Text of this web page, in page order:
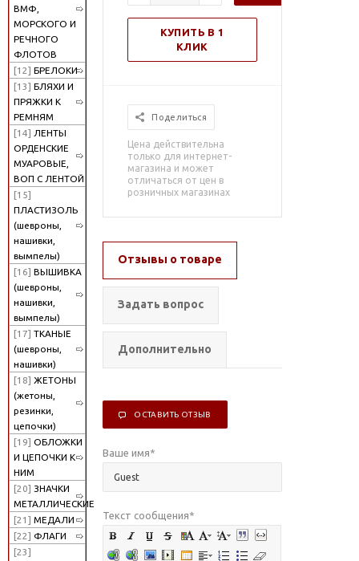
ВМФ,
МОРСКОГО И
РЕЧНОГО
ФЛОТОВ
[12] БРЕЛОКИ
[13] БЛЯХИ И
ПРЯЖКИ К
РЕМНЯМ
[14] ЛЕНТЫ
ОРДЕНСКИЕ
МУАРОВЫЕ,
ВОП С ЛЕНТОЙ
[15]
ПЛАСТИЗОЛЬ
(шевроны,
нашивки,
вымпелы)
[16] ВЫШИВКА
(шевроны,
нашивки,
вымпелы)
[17] ТКАНЫЕ
(шевроны,
нашивки)
[18] ЖЕТОНЫ
(жетоны,
резинки,
цепочки)
[19] ОБЛОЖКИ
И ЦЕПОЧКИ К
НИМ
[20] ЗНАЧКИ
МЕТАЛЛИЧЕСКИЕ
[21] МЕДАЛИ
[22] ФЛАГИ
[23]
КУПИТЬ В 1
КЛИК
Поделиться
Цена действительна
только для интернет-
магазина и может
отличаться от цен в
розничных магазинах
Отзывы о товаре
Задать вопрос
Дополнительно
ОСТАВИТЬ ОТЗЫВ
Ваше имя*
Текст сообщения*